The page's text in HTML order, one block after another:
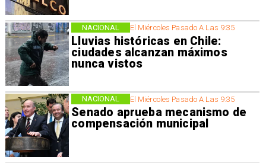
El Miércoles Pasado A Las 9:35
Lluvias históricas en Chile:
ciudades alcanzan máximos
nunca vistos
NACIONAL
El Miércoles Pasado A Las 9:35
Senado aprueba mecanismo de
compensación municipal
NACIONAL